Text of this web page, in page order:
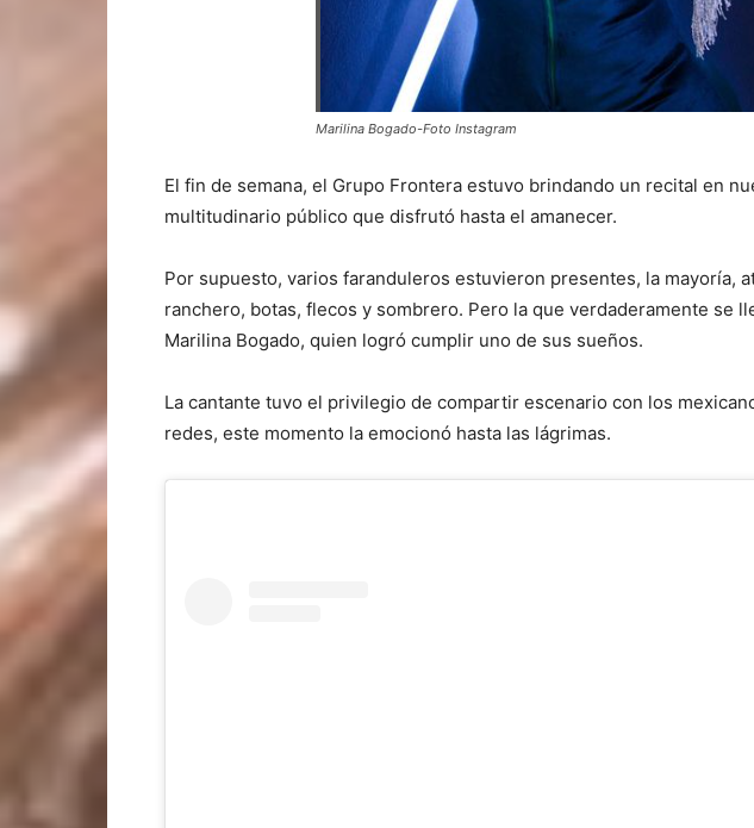
Marilina Bogado-Foto Instagram
El fin de semana, el Grupo Frontera estuvo brindando un recital en
multitudinario público que disfrutó hasta el amanecer.
Por supuesto, varios faranduleros estuvieron presentes, la mayoría,
ranchero, botas, flecos y sombrero. Pero la que verdaderamente se
Marilina Bogado, quien logró cumplir uno de sus sueños.
La cantante tuvo el privilegio de compartir escenario con los
redes, este momento la emocionó hasta las lágrimas.